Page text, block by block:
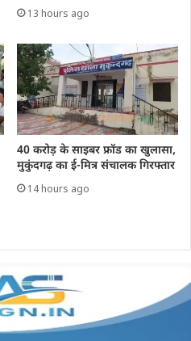
13 hours ago
40 करोड़ के साइबर फ्रॉड का खुलासा,
मुकुंदगढ़ का ई-मित्र संचालक गिरफ्तार
14 hours ago